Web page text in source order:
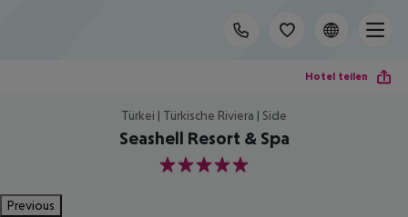
Hotel teilen
Türkei | Türkische Riviera | Side
Seashell Resort & Spa
5
Previous